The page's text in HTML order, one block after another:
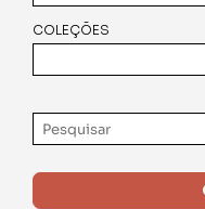
COLEÇÕES